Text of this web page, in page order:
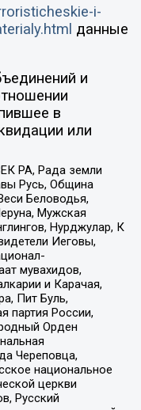
i-
данные
и
в
или
РА, Рада земли
Русь, Община
Беловодья,
Мужская
Нурджулар, К
Иеговы,
мувахидов,
и Карачая,
Пит Буль,
партия России,
Орден
Череповца,
национальное
церкви
Русский